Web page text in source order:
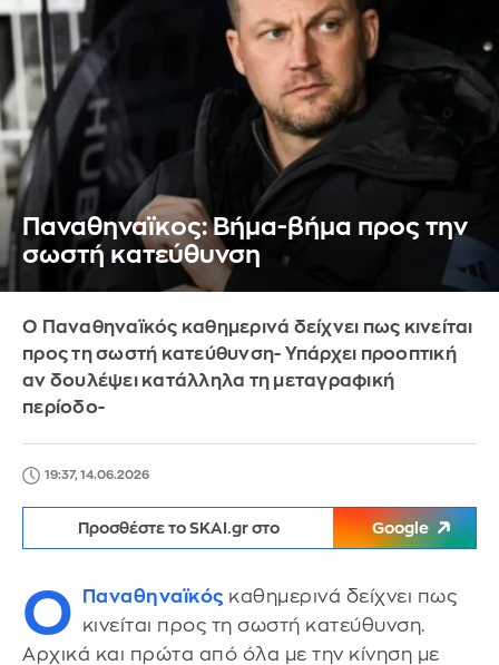
Παναθηναϊκος: Βήμα-βήμα προς την
σωστή κατεύθυνση
Ο Παναθηναϊκός καθημερινά δείχνει πως κινείται
προς τη σωστή κατεύθυνση- Υπάρχει προοπτική
αν δουλέψει κατάλληλα τη μεταγραφική
περίοδο-
19:37, 14.06.2026
Προσθέστε το SKAI.gr στο Google
Ο Παναθηναϊκός καθημερινά δείχνει πως
κινείται προς τη σωστή κατεύθυνση.
Αρχικά και πρώτα από όλα με την κίνηση με